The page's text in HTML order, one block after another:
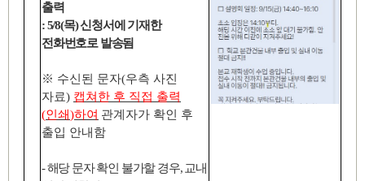
출력
: 5/8(목)신청서에 기재한
전화번호로 발송됨
※ 수신된 문자(우측 사진
자료) 캡쳐한 후 직접 출력
(인쇄)하여 관계자가 확인 후
출입 안내함
-해당 문자 확인 불가할 경우, 교내